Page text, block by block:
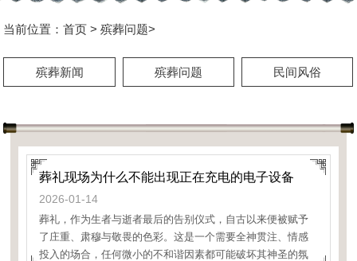
当前位置：首页 >殡葬问题>
殡葬新闻 殡葬问题 民间风俗
葬礼现场为什么不能出现正在充电的电子设备
2026-01-14
葬礼，作为生者与逝者最后的告别仪式，自古以来便被赋予
了庄重、肃穆与敬畏的色彩。这是一个需要全神贯注、情感
投入的场合，任何微小的不和谐因素都可能破坏其神圣的氛